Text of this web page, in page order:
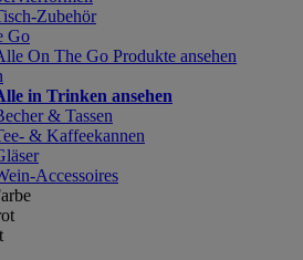
Zubehör
Go
On The Go Produkte ansehen
in Trinken ansehen
& Tassen
& Kaffeekannen
Accessoires